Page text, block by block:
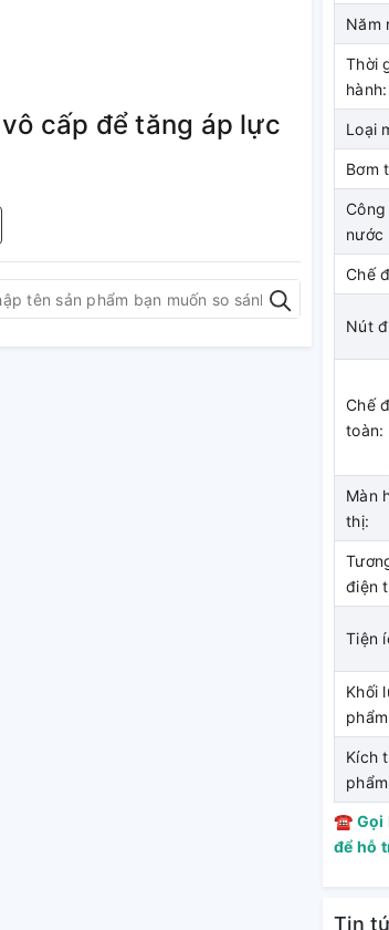
cấp để tăng áp lực
và mạnh hơn để bạn có được trải
Năm
Thời
hành:
Loại
Bơm
nước
Chế
Nút
Chế
toàn:
Màn
thị:
điện
Tiện
Khối
Kích
☎ Gọi
để hỗ
Tin